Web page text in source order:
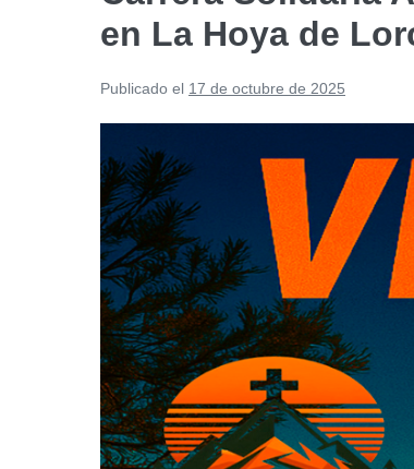
en La Hoya de
Publicado el 17 de octubre de 2025